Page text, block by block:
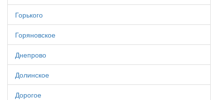
Горького
Горяновское
Днепрово
Долинское
Дорогое